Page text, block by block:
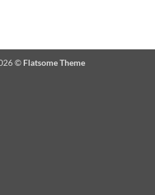
© Flatsome Theme